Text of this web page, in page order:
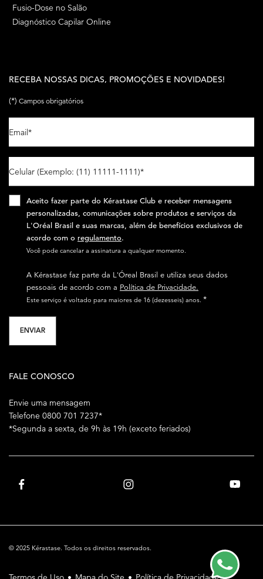
Fusio-Dose no Salão
Diagnóstico Capilar Online
RECEBA NOSSAS DICAS, PROMOÇÕES E NOVIDADES!
(*) Campos obrigatórios
Email*
Celular (Exemplo: (11) 11111-1111)*
Aceito fazer parte do Kérastase Club e receber mensagens
personalizadas, comunicações sobre produtos e serviços da
L'Oréal Brasil e suas marcas, além de benefícios exclusivos de
acordo com o regulamento.​
Você pode cancelar a assinatura a qualquer momento.​
A Kérastase faz parte da L'Óreal Brasil e utiliza seus dados
pessoais de acordo com a Política de Privacidade.
Este serviço é voltado para maiores de 16 (dezesseis) anos. *
ENVIAR
FALE CONOSCO
Envie uma mensagem
Telefone 0800 701 7237*
*Segunda a sexta, de 9h às 19h (exceto feriados)
© 2025 Kérastase. Todos os direitos reservados.